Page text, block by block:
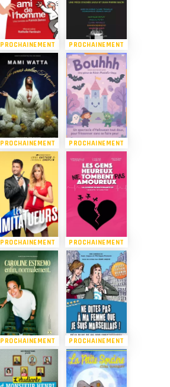
PROCHAINEMENT PROCHAINEMENT
PROCHAINEMENT PROCHAINEMENT
PROCHAINEMENT PROCHAINEMENT
PROCHAINEMENT PROCHAINEMENT